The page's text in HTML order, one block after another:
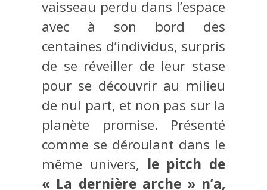
vaisseau perdu dans l’espace
avec à son bord des
centaines d’individus, surpris
de se réveiller de leur stase
pour se découvrir au milieu
de nul part, et non pas sur la
planète promise. Présenté
comme se déroulant dans le
même univers, le pitch de
« La dernière arche » n’a,